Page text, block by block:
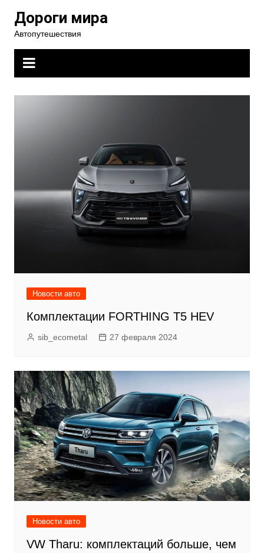
содержимому
Дороги мира
Автопутешествия
Новости авто
Комплектации FORTHING T5 HEV
sib_ecometal 27 февраля 2024
Новости авто
VW Tharu: комплектаций больше, чем